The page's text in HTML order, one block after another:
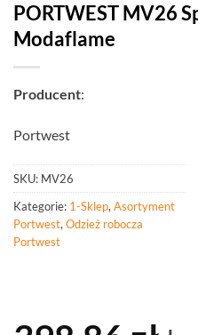
PORTWEST MV26
Modaflame
Producent:
Portwest
SKU: MV26
Kategorie: 1-Sklep, Asortyment
Portwest, Odzież robocza
Portwest